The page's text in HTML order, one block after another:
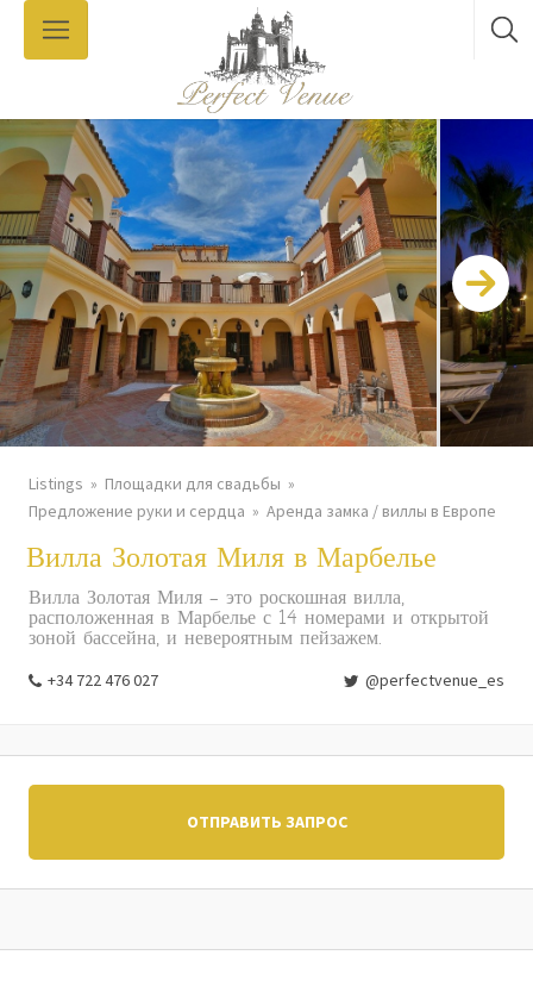
Listings
Площадки для свадьбы
Предложение руки и сердца
Аренда замка / виллы в Европе
Вилла Золотая Миля в Марбелье
Вилла Золотая Миля - это роскошная вилла,
расположенная в Марбелье с 14 номерами и открытой
зоной бассейна, и невероятным пейзажем.
+34 722 476 027 @perfectvenue_es
ОТПРАВИТЬ ЗАПРОС